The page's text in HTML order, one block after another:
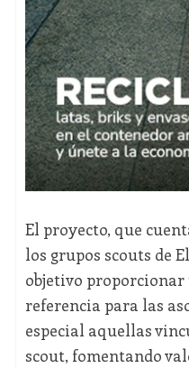
El proyecto, que
los grupos scouts de
objetivo proporcionar
referencia para las
especial aquellas
scout, fomentando